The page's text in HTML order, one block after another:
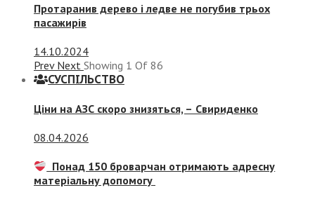
Протаранив дерево і ледве не погубив трьох
пасажирів
14.10.2024
Prev Next Showing 1 Of 86
СУСПIЛЬСТВО
Ціни на АЗС скоро знизяться, – Свириденко
08.04.2026
Понад 150 броварчан отримають адресну
матеріальну допомогу